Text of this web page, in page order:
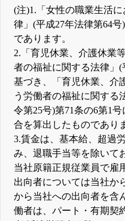
(注)1.「女性の職業生活
律」(平成27年法律第64
であります。
2.「育児休業、介護休業
者の福祉に関する法律」(
基づき、「育児休業、介
う労働者の福祉に関する
令第25号)第71条の6第1
合を算出したものであり
3.賃金は、基本給、超過
み、退職手当等を除いて
当社原籍正規従業員で雇
出向者については当社か
から当社への出向者を含
働者は、パート・有期契